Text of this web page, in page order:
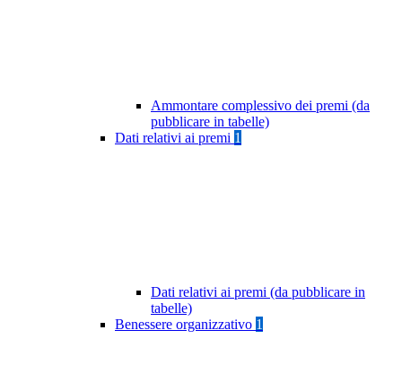
Ammontare complessivo dei premi (da
pubblicare in tabelle)
Dati relativi ai premi 1
Dati relativi ai premi (da pubblicare in
tabelle)
Benessere organizzativo 1